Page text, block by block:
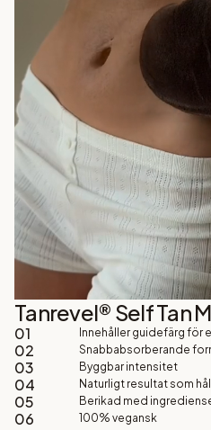
Tanrevel® Self Tan
01 Innehåller guidefärg
02 Snabbabsorberande
03 Byggbar intensitet
04 Naturligt resultat som
05 Berikad med
06 100% vegansk